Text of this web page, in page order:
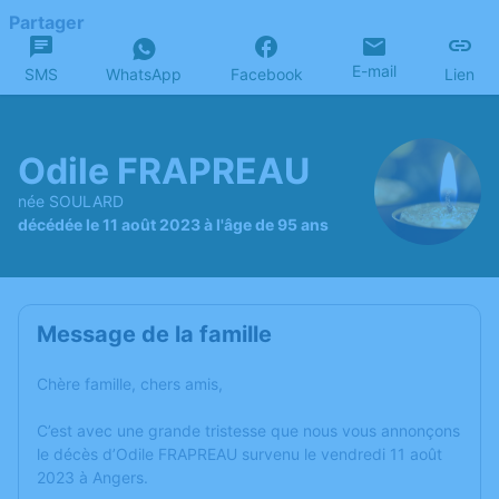
Partager
SMS WhatsApp Facebook E-mail Lien
Odile FRAPREAU
née SOULARD
décédée le 11 août 2023 à l'âge de 95 ans
Message de la famille
Chère famille, chers amis,
C’est avec une grande tristesse que nous vous annonçons
le décès d’Odile FRAPREAU survenu le vendredi 11 août
2023 à Angers.